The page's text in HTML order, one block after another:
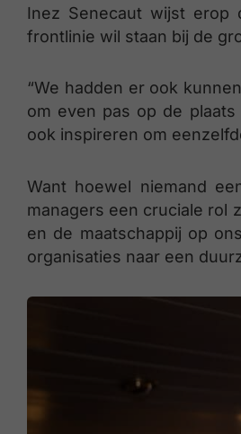
Inez Senecaut wijst erop
frontlinie wil staan bij de
“We hadden er ook
om even pas op de
ook inspireren om
Want hoewel niemand
managers een cruciale rol
en de maatschappij op
organisaties naar een